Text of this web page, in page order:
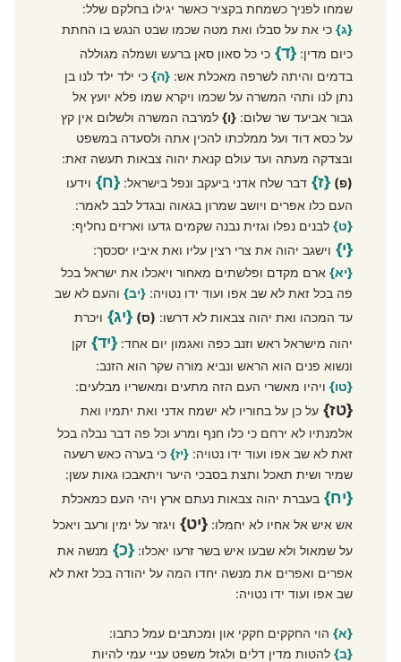
שמחו לפניך כשמחת בקציר כאשר יגילו בחלקם שלל:
{ג} כי את על סבלו ואת מטה שכמו שבט הנגש בו החתת
כיום מדין:{ד} כי כל סאון סאן ברעש ושמלה מגוללה
בדמים והיתה לשרפה מאכלת אש:{ה} כי ילד ילד לנו בן
נתן לנו ותהי המשרה על שכמו ויקרא שמו פלא יועץ אל
גבור אביעד שר שלום:{ו} למרבה המשרה ולשלום אין קץ
על כסא דוד ועל ממלכתו להכין אתה ולסעדה במשפט
ובצדקה מעתה ועד עולם קנאת יהוה צבאות תעשה זאת:
(פ) {ז} דבר שלח אדני ביעקב ונפל בישראל:{ח} וידעו
העם כלו אפרים ויושב שמרון בגאוה ובגדל לבב לאמר:
{ט} לבנים נפלו וגזית נבנה שקמים גדעו וארזים נחליף:
{י} וישגב יהוה את צרי רצין עליו ואת איביו יסכסך:
{יא} ארם מקדם ופלשתים מאחור ויאכלו את ישראל בכל
פה בכל זאת לא שב אפו ועוד ידו נטויה:{יב} והעם לא שב
עד המכהו ואת יהוה צבאות לא דרשו: (ס) {יג} ויכרת
יהוה מישראל ראש וזנב כפה ואגמון יום אחד:{יד} זקן
ונשוא פנים הוא הראש ונביא מורה שקר הוא הזנב:
{טו} ויהיו מאשרי העם הזה מתעים ומאשריו מבלעים:
{טז} על כן על בחוריו לא ישמח אדני ואת יתמיו ואת
אלמנתיו לא ירחם כי כלו חנף ומרע וכל פה דבר נבלה בכל
זאת לא שב אפו ועוד ידו נטויה:{יז} כי בערה כאש רשעה
שמיר ושית תאכל ותצת בסבכי היער ויתאבכו גאות עשן:
{יח} בעברת יהוה צבאות נעתם ארץ ויהי העם כמאכלת
אש איש אל אחיו לא יחמלו:{יט} ויגזר על ימין ורעב ויאכל
על שמאול ולא שבעו איש בשר זרעו יאכלו:{כ} מנשה את
אפרים ואפרים את מנשה יחדו המה על יהודה בכל זאת לא
שב אפו ועוד ידו נטויה:
{א} הוי החקקים חקקי און ומכתבים עמל כתבו:
{ב} להטות מדין דלים ולגזל משפט עניי עמי להיות